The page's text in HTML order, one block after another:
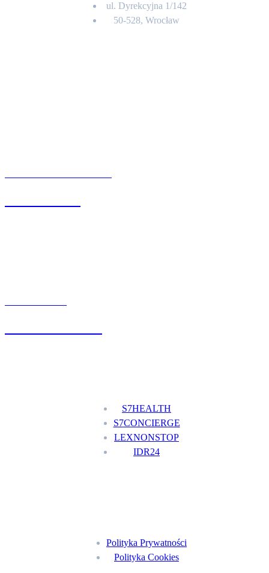
ul. Dyrekcyjna 1/142
50-528, Wrocław
S7HEALTH
S7CONCIERGE
LEXNONSTOP
IDR24
Polityka Prywatności
Polityka Cookies